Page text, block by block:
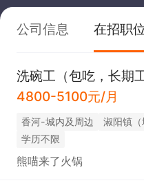
公司信息 在招职
洗碗工（包吃，长期
4800-5100元/月
香河-城内及周边 淑阳镇（
学历不限
熊喵来了火锅